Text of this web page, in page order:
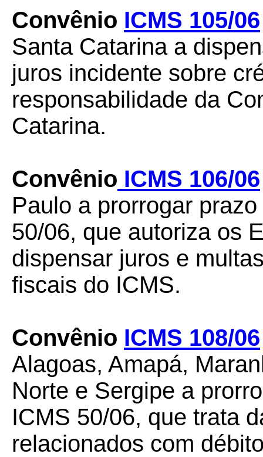
Convênio ICMS 105/06
Santa Catarina a
juros incidente sobre
responsabilidade da
Catarina.
Convênio ICMS 106/06
Paulo a prorrogar
50/06, que autoriza os
dispensar juros e
fiscais do ICMS.
Convênio ICMS 108/06
Alagoas, Amapá,
Norte e Sergipe a
ICMS 50/06, que trata
relacionados com